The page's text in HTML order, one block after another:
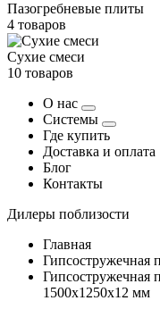
Пазогребневые плиты
4 товаров
Сухие смеси
10 товаров
О нас
Системы
Где купить
Доставка и оплата
Блог
Контакты
Дилеры поблизости
Главная
Гипсостружечная
Гипсостружечная
1500х1250х12 мм